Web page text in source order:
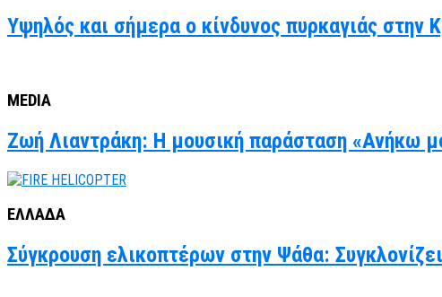
Υψηλός και σήμερα ο κίνδυνος πυρκαγιάς στην
MEDIA
Ζωή Λιαντράκη: Η μουσική παράσταση «Ανήκω
ΕΛΛΑΔΑ
Σύγκρουση ελικοπτέρων στην Ψάθα: